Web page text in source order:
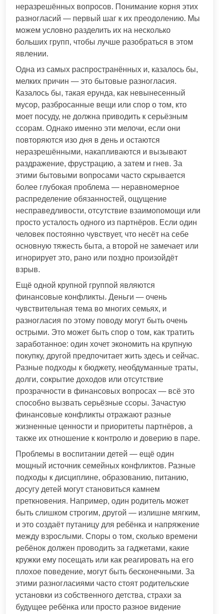
неразрешённых вопросов. Понимание корня этих
разногласий — первый шаг к их преодолению. Мы
можем условно разделить их на несколько
больших групп, чтобы лучше разобраться в этом
явлении.
Одна из самых распространённых и, казалось бы,
мелких причин — это бытовые разногласия.
Казалось бы, такая ерунда, как невынесенный
мусор, разбросанные вещи или спор о том, кто
моет посуду, не должна приводить к серьёзным
ссорам. Однако именно эти мелочи, если они
повторяются изо дня в день и остаются
неразрешёнными, накапливаются и вызывают
раздражение, фрустрацию, а затем и гнев. За
этими бытовыми вопросами часто скрывается
более глубокая проблема — неравномерное
распределение обязанностей, ощущение
несправедливости, отсутствие взаимопомощи или
просто усталость одного из партнёров. Если один
человек постоянно чувствует, что несёт на себе
основную тяжесть быта, а второй не замечает или
игнорирует это, рано или поздно произойдёт
взрыв.
Ещё одной крупной группой являются
финансовые конфликты. Деньги — очень
чувствительная тема во многих семьях, и
разногласия по этому поводу могут быть очень
острыми. Это может быть спор о том, как тратить
заработанное: один хочет экономить на крупную
покупку, другой предпочитает жить здесь и сейчас.
Разные подходы к бюджету, необдуманные траты,
долги, сокрытие доходов или отсутствие
прозрачности в финансовых вопросах — всё это
способно вызвать серьёзные ссоры. Зачастую
финансовые конфликты отражают разные
жизненные ценности и приоритеты партнёров, а
также их отношение к контролю и доверию в паре.
Проблемы в воспитании детей — ещё один
мощный источник семейных конфликтов. Разные
подходы к дисциплине, образованию, питанию,
досугу детей могут становиться камнем
преткновения. Например, один родитель может
быть слишком строгим, другой — излишне мягким,
и это создаёт путаницу для ребёнка и напряжение
между взрослыми. Споры о том, сколько времени
ребёнок должен проводить за гаджетами, какие
кружки ему посещать или как реагировать на его
плохое поведение, могут быть бесконечными. За
этими разногласиями часто стоят родительские
установки из собственного детства, страхи за
будущее ребёнка или просто разное видение